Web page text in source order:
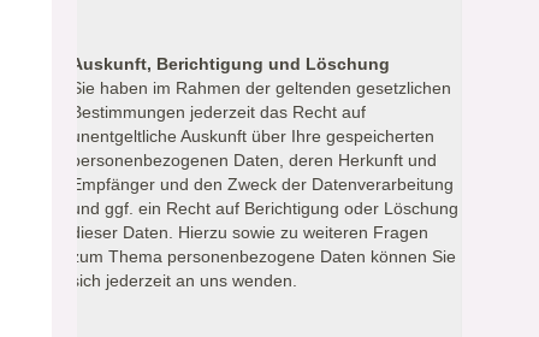
Auskunft, Berichtigung und Löschung
Sie haben im Rahmen der geltenden gesetzlichen
Bestimmungen jederzeit das Recht auf
unentgeltliche Auskunft über Ihre gespeicherten
personenbezogenen Daten, deren Herkunft und
Empfänger und den Zweck der Datenverarbeitung
und ggf. ein Recht auf Berichtigung oder Löschung
dieser Daten. Hierzu sowie zu weiteren Fragen
zum Thema personenbezogene Daten können Sie
sich jederzeit an uns wenden.